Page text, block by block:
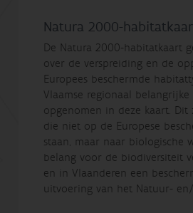
Natura 2000-
De Natura 2000-habitatkaart
over de verspreiding en de
Europees beschermde
Vlaamse regionaal
opgenomen in deze kaart.
die niet op de Europese
staan, maar naar biologische
belang voor de biodiversiteit
en in Vlaanderen een
uitvoering van het Natuur-